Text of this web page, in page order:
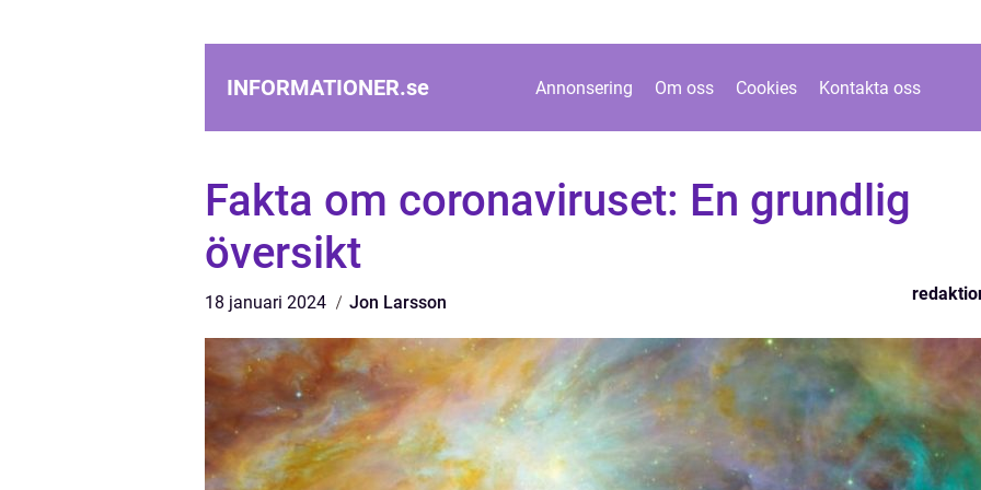
INFORMATIONER.se Annonsering Om oss Cookies Kontakta oss
Fakta om coronaviruset: En grundlig
översikt
18 januari 2024 Jon Larsson